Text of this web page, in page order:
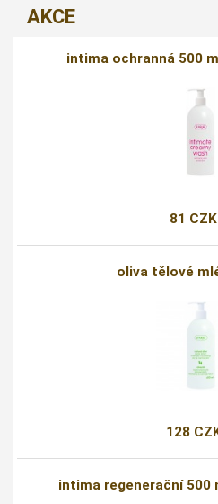
AKCE
intima ochranná 500
81 CZK
oliva tělové
128
intima regenerační 500